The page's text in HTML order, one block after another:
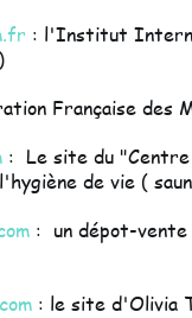
: l'Institut
Française des
: Le site du
de vie (
: un dépot-vente
: le site d'Olivia